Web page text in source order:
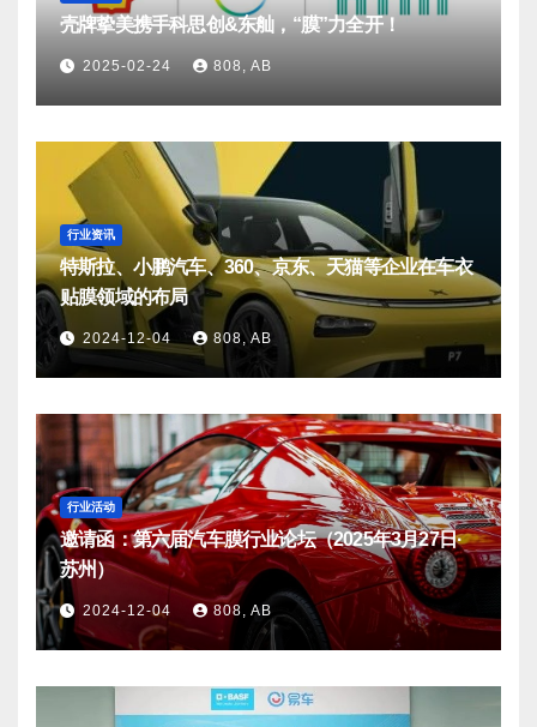
壳牌挚美携手科思创&东舢，“膜”力全开！
2025-02-24 808, AB
行业资讯
特斯拉、小鹏汽车、360、京东、天猫等企业在车衣
贴膜领域的布局
2024-12-04 808, AB
行业活动
邀请函：第六届汽车膜行业论坛（2025年3月27日·
苏州）
2024-12-04 808, AB